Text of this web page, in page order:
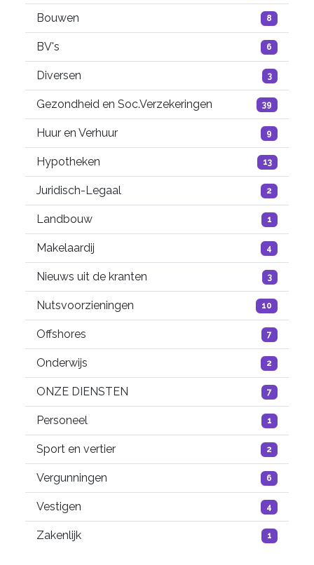
Bouwen 8
BV's 6
Diversen 3
Gezondheid en Soc.Verzekeringen 39
Huur en Verhuur 9
Hypotheken 13
Juridisch-Legaal 2
Landbouw 1
Makelaardij 4
Nieuws uit de kranten 3
Nutsvoorzieningen 10
Offshores 7
Onderwijs 2
ONZE DIENSTEN 7
Personeel 1
Sport en vertier 2
Vergunningen 6
Vestigen 4
Zakenlijk 1